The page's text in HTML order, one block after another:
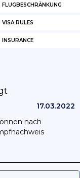
FLUGBESCHRÄNKUNG
VISA RULES
INSURANCE
17.03.2022
nach